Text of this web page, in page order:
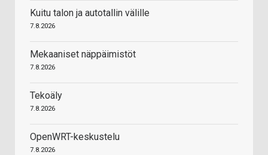
Kuitu talon ja autotallin välille
7.8.2026
Mekaaniset näppäimistöt
7.8.2026
Tekoäly
7.8.2026
OpenWRT-keskustelu
7.8.2026